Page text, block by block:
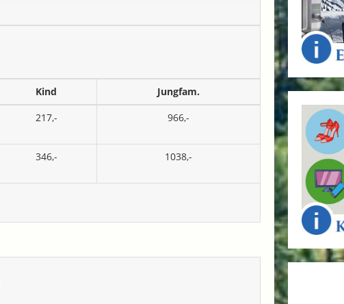
Kind
Jungfam.
217,- 966,-
346,- 1038,-